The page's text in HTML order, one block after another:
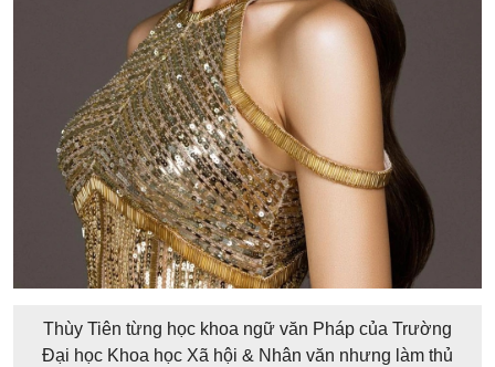
Thùy Tiên từng học khoa ngữ văn Pháp của Trường
Đại học Khoa học Xã hội & Nhân văn nhưng làm thủ